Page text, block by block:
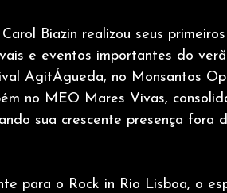
Biazin realizou seus
e eventos importantes do
AgitÁgueda, no Monsantos
no MEO Mares Vivas,
sua crescente presença fora
para o Rock in Rio Lisboa, o